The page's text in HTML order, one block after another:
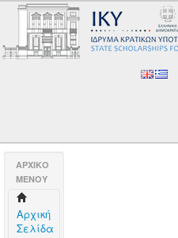
AΡΧΙΚΟ
ΜΕΝΟΥ
Aρχική
Σελίδα